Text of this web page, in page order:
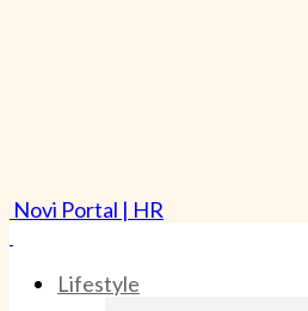
Novi Portal | HR
Lifestyle